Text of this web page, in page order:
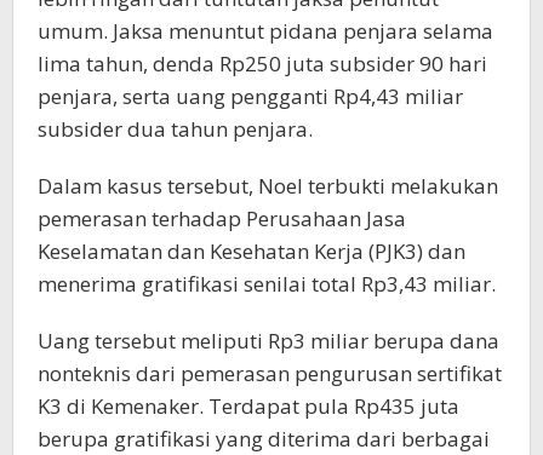
umum. Jaksa menuntut pidana penjara selama
lima tahun, denda Rp250 juta subsider 90 hari
penjara, serta uang pengganti Rp4,43 miliar
subsider dua tahun penjara.
Dalam kasus tersebut, Noel terbukti melakukan
pemerasan terhadap Perusahaan Jasa
Keselamatan dan Kesehatan Kerja (PJK3) dan
menerima gratifikasi senilai total Rp3,43 miliar.
Uang tersebut meliputi Rp3 miliar berupa dana
nonteknis dari pemerasan pengurusan sertifikat
K3 di Kemenaker. Terdapat pula Rp435 juta
berupa gratifikasi yang diterima dari berbagai